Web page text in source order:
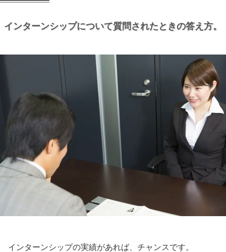
インターンシップについて質問されたときの答え方。
インターンシップの実績があれば、チャンスです。